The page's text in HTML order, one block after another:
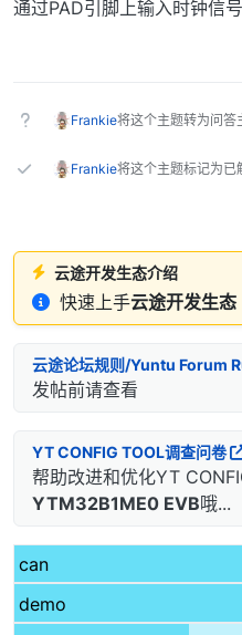
通过PAD引脚上输入时钟信
Frankie将这个主题转为问答
Frankie将这个主题标记为已
云途开发生态介绍
快速上手云途开发生态
云途论坛规则/Yuntu Forum
发帖前请查看
YT CONFIG TOOL调查问卷
帮助改进和优化YT
YTM32B1ME0 EVB哦...
can
demo